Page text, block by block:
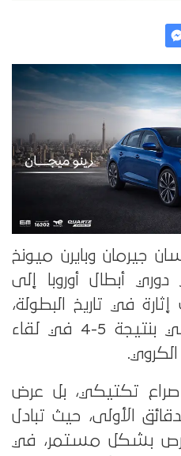
جيرمان وبايرن ميونخ
أبطال أوروبا إلى
في تاريخ البطولة،
بعد فوز الفريق الباريسي بنتيجة 5-4 في لقاء
صراع تكتيكي، بل عرض
الأولى، حيث تبادل
بشكل مستمر، في